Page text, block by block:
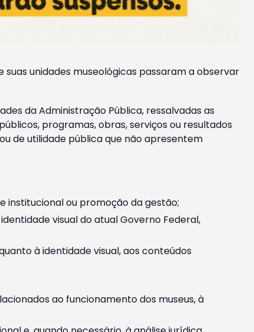
suas unidades museológicas passaram a observar
da Administração Pública, ressalvadas as
programas, obras, serviços ou resultados
de utilidade pública que não apresentem
institucional ou promoção da gestão;
visual do atual Governo Federal,
à identidade visual, aos conteúdos
ao funcionamento dos museus, à